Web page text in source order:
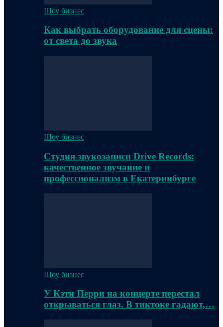
Шоу бизнес
Как выбрать оборудование для сцены:
от света до звука
Шоу бизнес
Студия звукозаписи Drive Records:
качественное звучание и
профессионализм в Екатеринбурге
Шоу бизнес
У Кэти Перри на концерте перестал
открываться глаз. В тиктоке гадают,…